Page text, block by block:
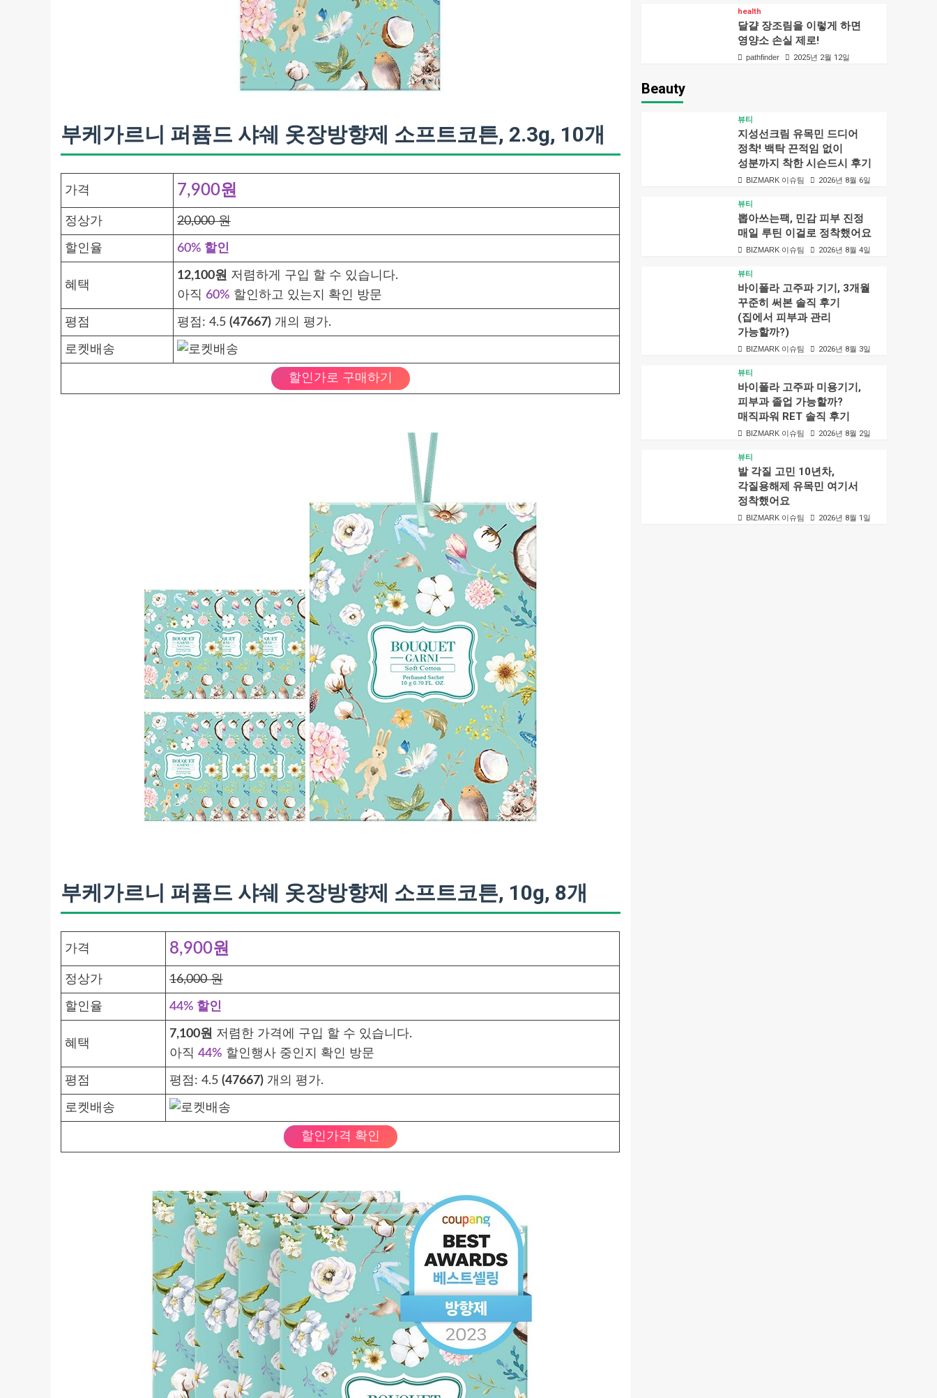
부케가르니 퍼퓸드 샤쉐 옷장방향제 소프트코튼, 2.3g, 10개
가격 7,900원
정상가 20,000 원
할인율 60% 할인
혜택
12,100원 저렴하게 구입 할 수 있습니다.
아직 60% 할인하고 있는지 확인 방문
평점 평점: 4.5 (47667) 개의 평가.
로켓배송
할인가로 구매하기
부케가르니 퍼퓸드 샤쉐 옷장방향제 소프트코튼, 10g, 8개
가격 8,900원
정상가 16,000 원
할인율 44% 할인
혜택
7,100원 저렴한 가격에 구입 할 수 있습니다.
아직 44% 할인행사 중인지 확인 방문
평점 평점: 4.5 (47667) 개의 평가.
로켓배송
할인가격 확인
health
달걀 장조림을 이렇게 하면
영양소 손실 제로!
pathfinder 2025년 2월 12일
Beauty
뷰티
지성선크림 유목민 드디어
정착! 백탁 끈적임 없이
성분까지 착한 시슨드시 후기
BIZMARK 이슈팀 2026년 8월 6일
뷰티
뽑아쓰는팩, 민감 피부 진정
매일 루틴 이걸로 정착했어요
BIZMARK 이슈팀 2026년 8월 4일
뷰티
바이폴라 고주파 기기, 3개월
꾸준히 써본 솔직 후기
(집에서 피부과 관리
가능할까?)
BIZMARK 이슈팀 2026년 8월 3일
뷰티
바이폴라 고주파 미용기기,
피부과 졸업 가능할까?
매직파워 RET 솔직 후기
BIZMARK 이슈팀 2026년 8월 2일
뷰티
발 각질 고민 10년차,
각질용해제 유목민 여기서
정착했어요
BIZMARK 이슈팀 2026년 8월 1일